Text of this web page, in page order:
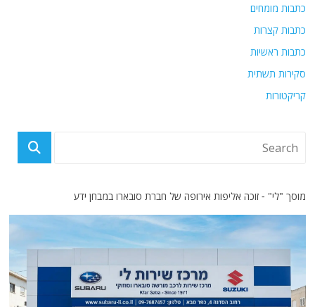
כתבות מומחים
כתבות קצרות
כתבות ראשיות
סקירות תשתית
קריקטורות
מוסך "לי" - זוכה אליפות אירופה של חברת סובארו במבחן ידע